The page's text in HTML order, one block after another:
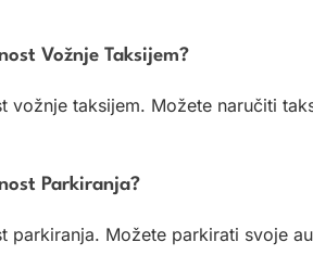
Vožnje Taksijem?
vožnje taksijem. Možete naručiti
Parkiranja?
parkiranja. Možete parkirati svoje